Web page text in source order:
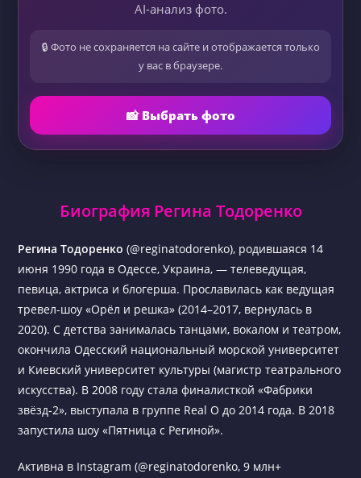
AI-анализ фото.
🔒 Фото не сохраняется на сайте и отображается только
у вас в браузере.
📸 Выбрать фото
Биография Регина Тодоренко
Регина Тодоренко (@reginatodorenko), родившаяся 14
июня 1990 года в Одессе, Украина, — телеведущая,
певица, актриса и блогерша. Прославилась как ведущая
тревел-шоу «Орёл и решка» (2014–2017, вернулась в
2020). С детства занималась танцами, вокалом и театром,
окончила Одесский национальный морской университет
и Киевский университет культуры (магистр театрального
искусства). В 2008 году стала финалисткой «Фабрики
звёзд-2», выступала в группе Real O до 2014 года. В 2018
запустила шоу «Пятница с Региной».
Активна в Instagram (@reginatodorenko, 9 млн+